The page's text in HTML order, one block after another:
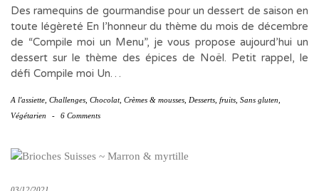
Des ramequins de gourmandise pour un dessert de saison en
toute légèreté En l’honneur du thème du mois de décembre
de “Compile moi un Menu”, je vous propose aujourd’hui un
dessert sur le thème des épices de Noël. Petit rappel, le
défi Compile moi Un…
A l'assiette Challenges Chocolat, Crèmes & mousses Desserts fruits Sans gluten
Végétarien
- 6 Comments